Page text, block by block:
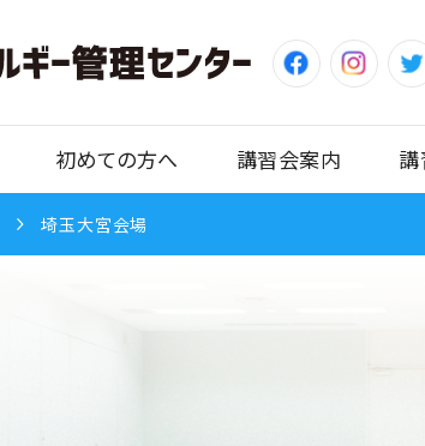
初めての方へ 講習会案内
埼玉大宮会場